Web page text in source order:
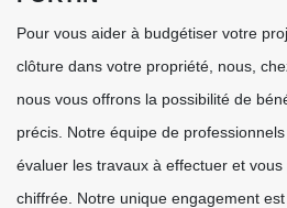
Pour vous aider à budgétiser votre
clôture dans votre propriété, nous,
nous vous offrons la possibilité de
précis. Notre équipe de
évaluer les travaux à effectuer et
chiffrée. Notre unique engagement